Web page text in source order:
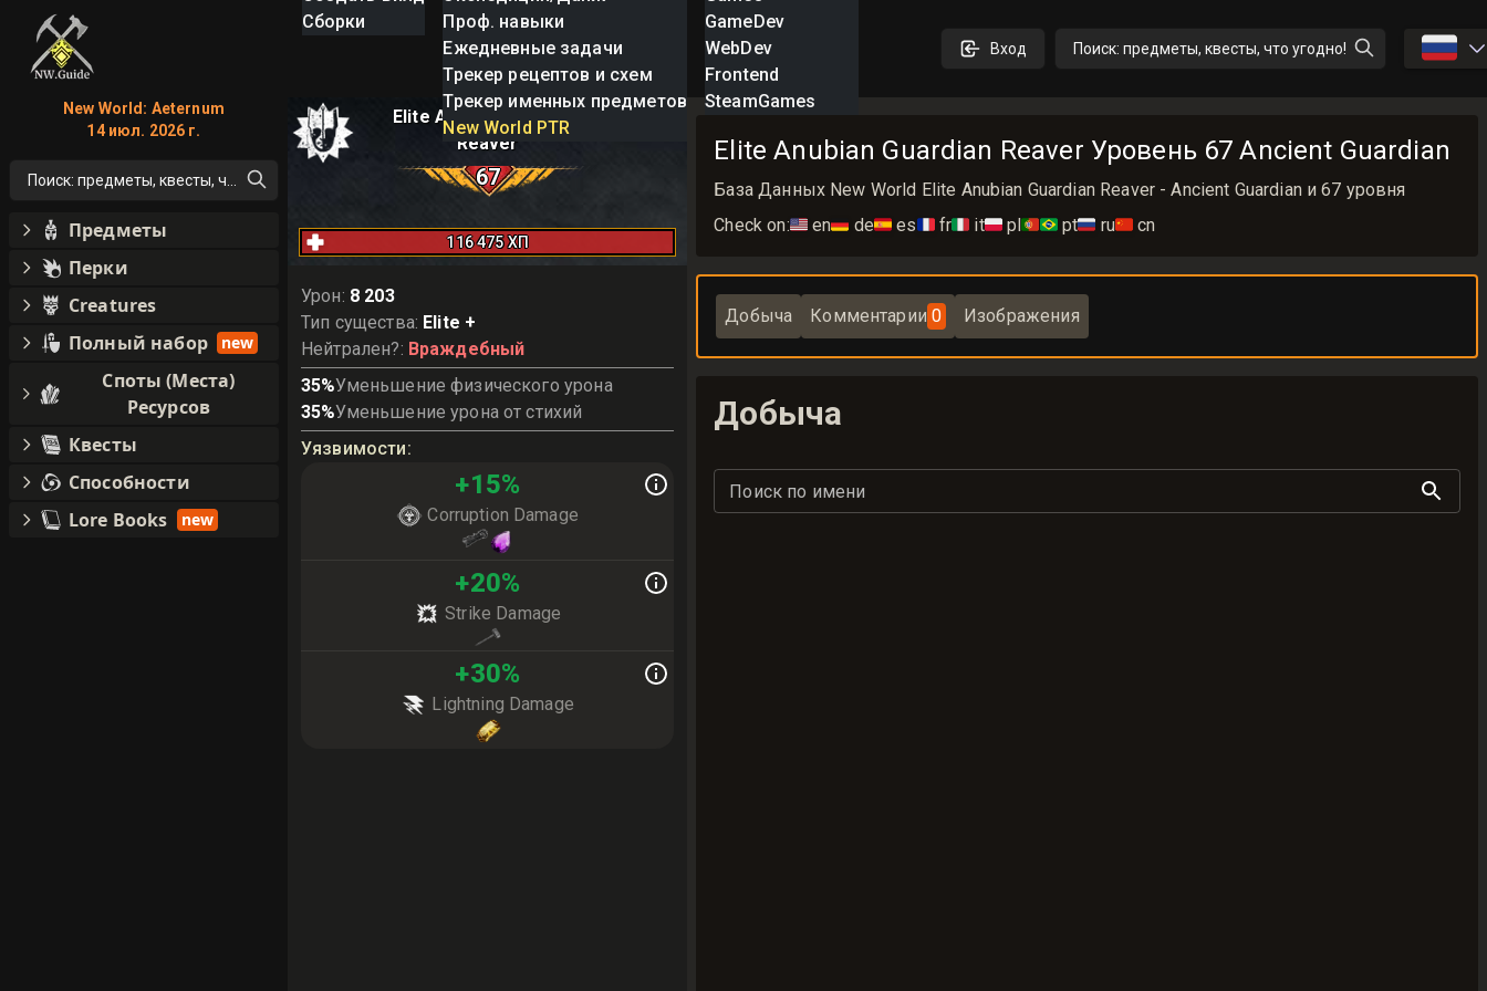
Сборки
Проф. навыки
Ежедневные задачи
Трекер рецептов и схем
Трекер именных предметов
New World PTR
GameDev
WebDev
Frontend
SteamGames
Вход Поиск: предметы, квесты, что угодно! 🇷🇺
Elite Anubian Guardian
Reaver
67
116 475ХП
Урон: 8 203
Тип существа: Elite +
Нейтрален?: Враждебный
35%Уменьшение физического урона
35%Уменьшение урона от стихий
Уязвимости:
+15%
Corruption Damage
+20%
Strike Damage
+30%
Lightning Damage
Elite Anubian Guardian Reaver Уровень 67 Ancient Guardian
База Данных New World Elite Anubian Guardian Reaver - Ancient Guardian и 67 уровня
Check on:🇺🇸 en🇩🇪 de🇪🇸 es🇫🇷 fr🇮🇹 it🇵🇱 pl🇵🇹🇧🇷 pt🇷🇺 ru🇨🇳 cn
Добыча Комментарии 0 Изображения
Добыча
Поиск по имени
New World: Aeternum
14 июл. 2026 г.
Поиск: предметы, квесты, что угодно!
Предметы
Перки
Creatures
Полный набор
new
Споты (Места)
Ресурсов
Квесты
Способности
Lore Books
new